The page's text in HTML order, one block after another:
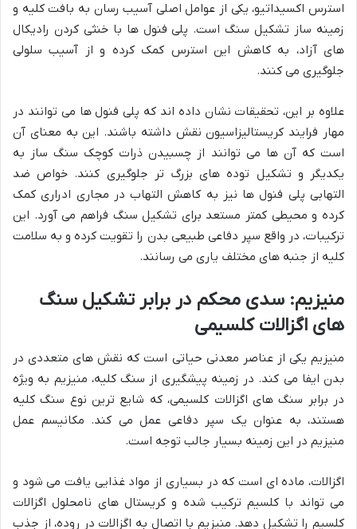
استرس اکسیداتیو، یکی از عوامل اصلی آسیب رسان به بافت کلیه و
زمینه ساز تشکیل سنگ است. پلی فنول ها با خنثی کردن رادیکال
های آزاد، به کاهش این استرس کمک کرده و از آسیب سلولی
جلوگیری می کنند.
علاوه بر این، تحقیقات نشان داده اند که پلی فنول ها می توانند در
مهار فرایند کریستالیزاسیون نقش داشته باشند. این به معنای آن
است که آن ها می توانند از چسبیدن ذرات کوچک سنگ ساز به
یکدیگر و تشکیل توده های بزرگ تر جلوگیری کنند. خواص ضد
التهابی پلی فنول ها نیز به کاهش التهاب در مجاری ادراری کمک
کرده و محیطی کمتر مستعد برای تشکیل سنگ فراهم می آورد. این
ترکیبات، در واقع سپر دفاعی طبیعی بدن را تقویت کرده و به سلامت
کلیه از جنبه های مختلف یاری می رسانند.
منیزیم: سدی محکم در برابر تشکیل سنگ
های اگزالات کلسیمی
منیزیم یکی از عناصر معدنی حیاتی است که نقش های متعددی در
بدن ایفا می کند. در زمینه پیشگیری از سنگ کلیه، منیزیم به ویژه
در برابر سنگ های اگزالات کلسیمی، که شایع ترین نوع سنگ کلیه
هستند، به عنوان یک سپر دفاعی عمل می کند. مکانیسم عمل
منیزیم در این زمینه بسیار جالب توجه است.
اگزالات، ماده ای است که در بسیاری از مواد غذایی یافت می شود و
می تواند با کلسیم ترکیب شده و کریستال های نامحلول اگزالات
کلسیم را تشکیل دهد. منیزیم با اتصال به اگزالات در روده، از جذب